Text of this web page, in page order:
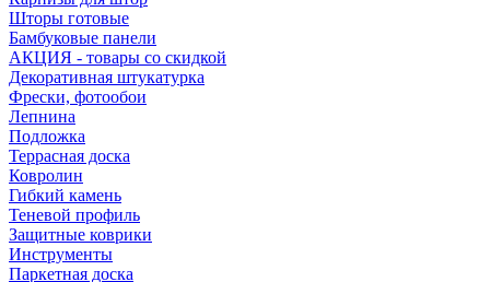
Шторы готовые
Бамбуковые панели
АКЦИЯ - товары со скидкой
Декоративная штукатурка
Фрески, фотообои
Лепнина
Подложка
Террасная доска
Ковролин
Гибкий камень
Теневой профиль
Защитные коврики
Инструменты
Паркетная доска